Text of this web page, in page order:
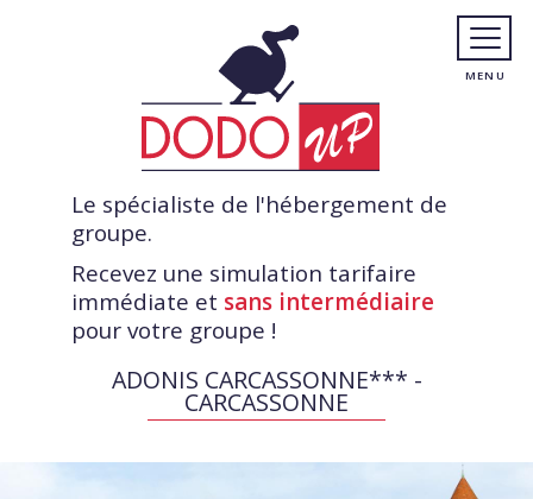
Le spécialiste de l'hébergement de
groupe.
Recevez une simulation tarifaire
immédiate et sans intermédiaire
pour votre groupe !
ADONIS CARCASSONNE*** -
CARCASSONNE